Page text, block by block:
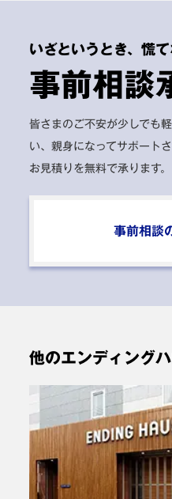
葬儀プラン:
施設もきれいで、担当し
応していただきました。
ごすことができました。あ
大阪市鶴見区
葬儀プラン:
申込からすべてに携わっ
たと思います。質問などに
た。ありがとうございま
大阪市城東区
葬儀プラン:
いざというとき、慌
事前相談
皆さまのご不安が少しでも
い、親身になってサポート
お見積りを無料で承ります。
事前相談
他のエンディング